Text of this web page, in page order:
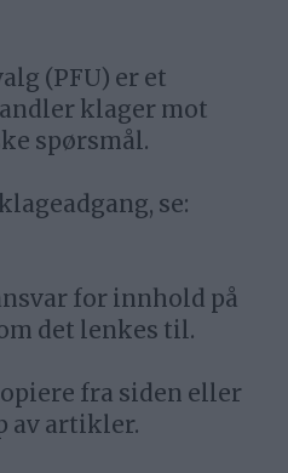
(PFU) er et
klager mot
spørsmål.
se:
for innhold på
det lenkes til.
fra siden eller
av artikler.